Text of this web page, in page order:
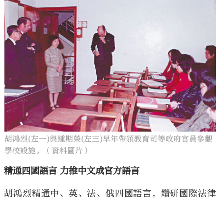
胡鴻烈(左一)與鍾期榮(左三)早年帶領教育司等政府官員參觀
學校設施。（資料圖片）
精通四國語言 力推中文成官方語言
胡鴻烈精通中、英、法、俄四國語言，鑽研國際法律